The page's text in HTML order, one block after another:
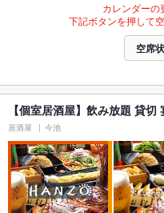
カレンダーの
下記ボタンを押して
空席
【個室居酒屋】飲み放題 貸
居酒屋 今池